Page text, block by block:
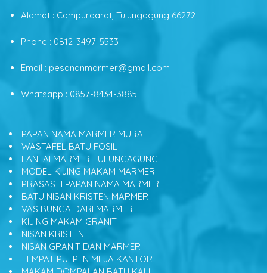
Alamat : Campurdarat, Tulungagung 66272
Phone : 0812-3497-5533
Email : pesananmarmer@gmail.com
Whatsapp : 0857-8434-3885
PAPAN NAMA MARMER MURAH
WASTAFEL BATU FOSIL
LANTAI MARMER TULUNGAGUNG
MODEL KIJING MAKAM MARMER
PRASASTI PAPAN NAMA MARMER
BATU NISAN KRISTEN MARMER
VAS BUNGA DARI MARMER
KIJING MAKAM GRANIT
NISAN KRISTEN
NISAN GRANIT DAN MARMER
TEMPAT PULPEN MEJA KANTOR